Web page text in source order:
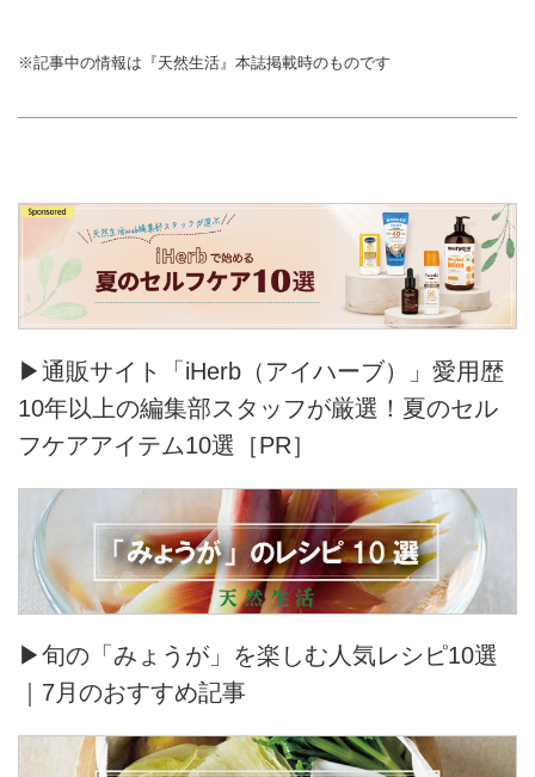
※記事中の情報は『天然生活』本誌掲載時のものです
▶通販サイト「iHerb（アイハーブ）」愛用歴
10年以上の編集部スタッフが厳選！夏のセル
フケアアイテム10選［PR］
▶旬の「みょうが」を楽しむ人気レシピ10選
｜7月のおすすめ記事